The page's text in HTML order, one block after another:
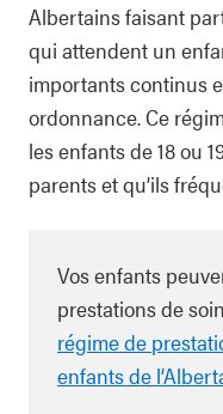
Albertains faisant
qui attendent un
importants continus
ordonnance. Ce
les enfants de 18 ou
parents et qu’ils
Vos enfants
prestations de
régime de
enfants de